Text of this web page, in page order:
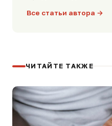
Все статьи автора →
ЧИТАЙТЕ ТАКЖЕ